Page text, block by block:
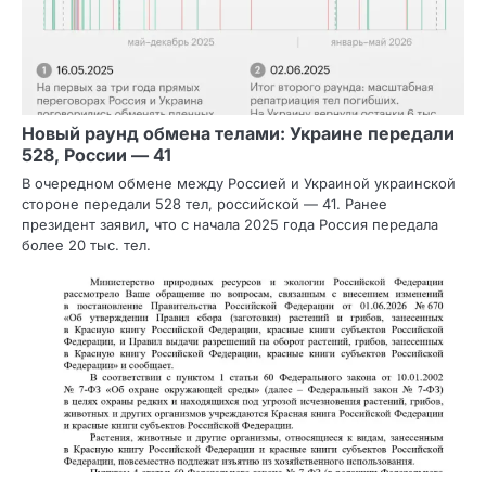
Новый раунд обмена телами: Украине передали
528, России — 41
В очередном обмене между Россией и Украиной украинской
стороне передали 528 тел, российской — 41. Ранее
президент заявил, что с начала 2025 года Россия передала
более 20 тыс. тел.